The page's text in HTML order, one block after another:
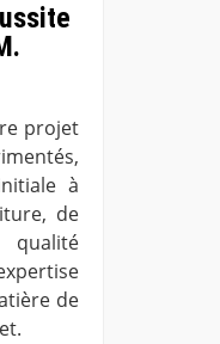
projet
à
de
qualité
de